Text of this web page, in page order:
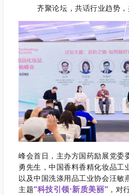
齐聚论坛，共话行业趋势，
峰会首日，主办方国药励展党委
勇先生，中国香料香精化妆品工
以及中国洗涤用品工业协会汪敏
主题“科技引领·新质美丽” ，对